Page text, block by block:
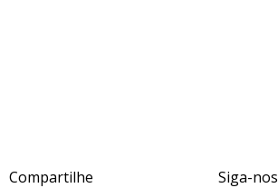
Compartilhe Siga-